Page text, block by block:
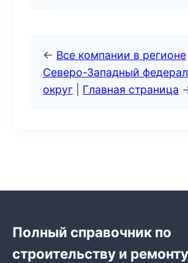
← Все компании в регионе
Северо-Западный
округ
Главная страница
Полный справочник по
строительству и ремонту